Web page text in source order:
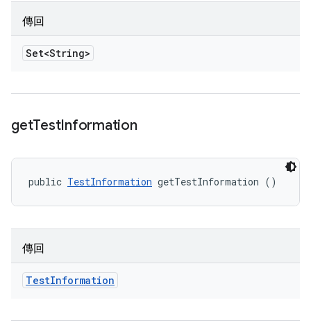
傳回
Set<String>
getTestInformation
public TestInformation getTestInformation ()
傳回
TestInformation